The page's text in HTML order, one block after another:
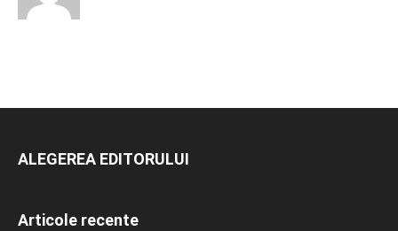
ALEGEREA EDITORULUI
Articole recente